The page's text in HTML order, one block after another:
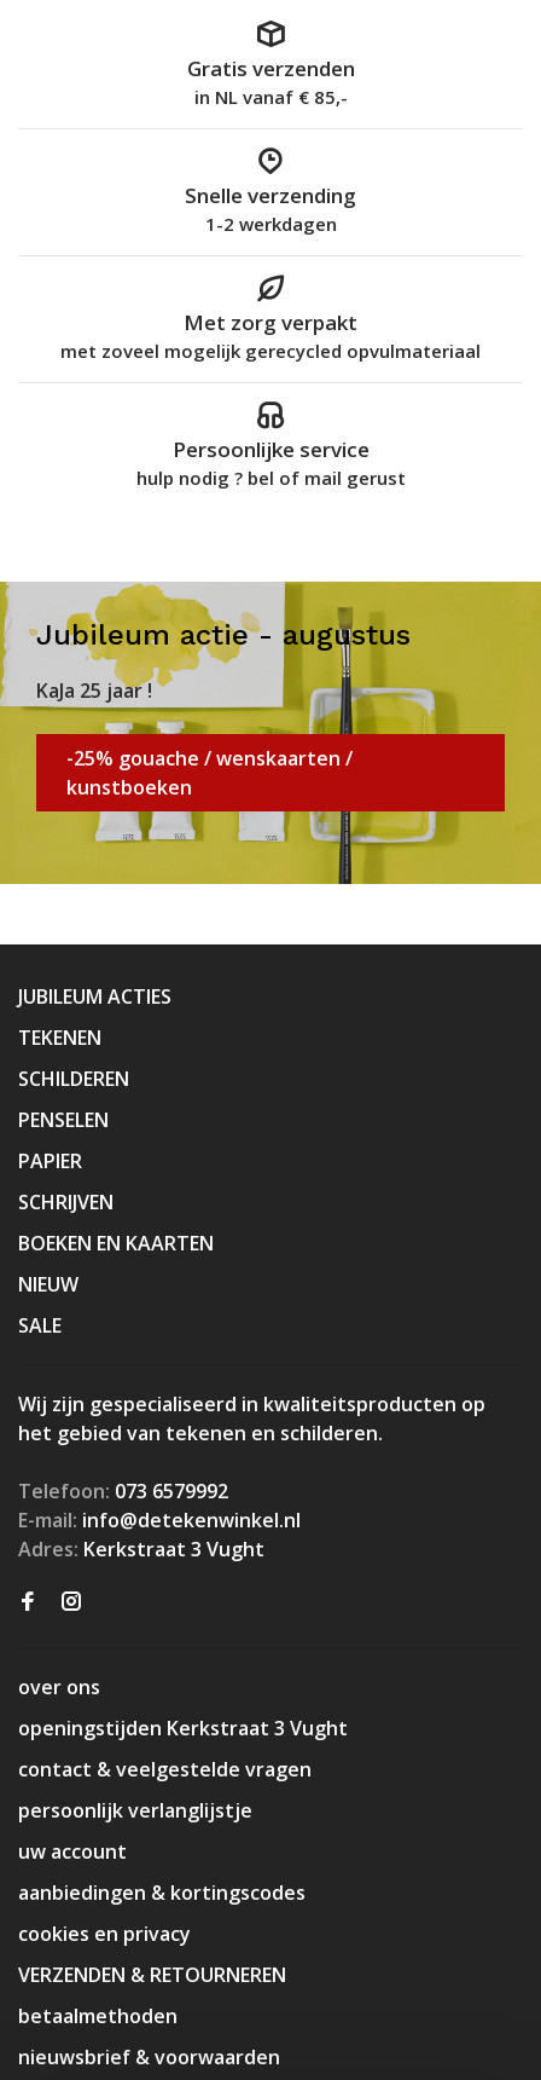
Gratis verzenden
in NL vanaf € 85,-
Snelle verzending
1-2 werkdagen
Met zorg verpakt
met zoveel mogelijk gerecycled opvulmateriaal
Persoonlijke service
hulp nodig ? bel of mail gerust
Jubileum actie - augustus
KaJa 25 jaar !
-25% gouache / wenskaarten /
kunstboeken
JUBILEUM ACTIES
TEKENEN
SCHILDEREN
PENSELEN
PAPIER
SCHRIJVEN
BOEKEN EN KAARTEN
NIEUW
SALE
Wij zijn gespecialiseerd in kwaliteitsproducten op
het gebied van tekenen en schilderen.
Telefoon: 073 6579992
E-mail: info@detekenwinkel.nl
Adres: Kerkstraat 3 Vught
over ons
openingstijden Kerkstraat 3 Vught
contact & veelgestelde vragen
persoonlijk verlanglijstje
uw account
aanbiedingen & kortingscodes
cookies en privacy
VERZENDEN & RETOURNEREN
betaalmethoden
nieuwsbrief & voorwaarden